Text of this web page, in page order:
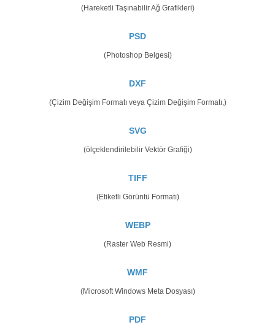
(Hareketli Taşınabilir Ağ Grafikleri)
PSD
(Photoshop Belgesi)
DXF
(Çizim Değişim Formatı veya Çizim Değişim Formatı,)
SVG
(ölçeklendirilebilir Vektör Grafiği)
TIFF
(Etiketli Görüntü Formatı)
WEBP
(Raster Web Resmi)
WMF
(Microsoft Windows Meta Dosyası)
PDF